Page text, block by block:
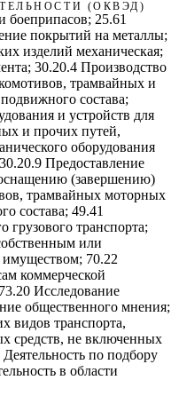
(ОКВЭД)
боеприпасов; 25.61
покрытий на металлы;
изделий механическая;
30.20.4 Производство
трамвайных и
состава;
и устройств для
и прочих путей,
оборудования
Предоставление
(завершению)
трамвайных моторных
состава; 49.41
грузового транспорта;
или
70.22
коммерческой
Исследование
общественного мнения;
видов транспорта,
средств, не включенных
по подбору
в области